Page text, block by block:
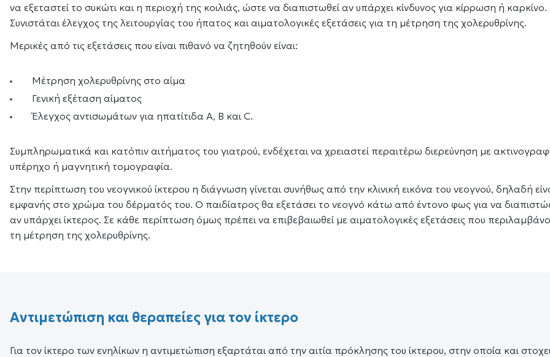
να εξεταστεί το συκώτι και η περιοχή της κοιλιάς, ώστε να διαπιστωθεί αν υπάρχει κίνδυνος για κίρρωση ή καρκίνο.
Συνιστάται έλεγχος της λειτουργίας του ήπατος και αιματολογικές εξετάσεις για τη μέτρηση της χολερυθρίνης.
Μερικές από τις εξετάσεις που είναι πιθανό να ζητηθούν είναι:
Μέτρηση χολερυθρίνης στο αίμα
Γενική εξέταση αίματος
Έλεγχος αντισωμάτων για ηπατίτιδα Α, Β και C.
Συμπληρωματικά και κατόπιν αιτήματος του γιατρού, ενδέχεται να χρειαστεί περαιτέρω διερεύνηση με
υπέρηχο ή μαγνητική τομογραφία.
Στην περίπτωση του νεογνικού ίκτερου η διάγνωση γίνεται συνήθως από την κλινική εικόνα του νεογνού, δηλαδή
εμφανής στο χρώμα του δέρματός του. Ο παιδίατρος θα εξετάσει το νεογνό κάτω από έντονο φως για να
αν υπάρχει ίκτερος. Σε κάθε περίπτωση όμως πρέπει να επιβεβαιωθεί με αιματολογικές εξετάσεις που
τη μέτρηση της χολερυθρίνης.
Αντιμετώπιση και θεραπείες για τον ίκτερο
Για τον ίκτερο των ενηλίκων η αντιμετώπιση εξαρτάται από την αιτία πρόκλησης του ίκτερου, στην οποία και